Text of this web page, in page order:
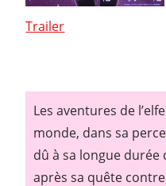
Trailer
Les aventures de
monde, dans sa
dû à sa longue durée
après sa quête